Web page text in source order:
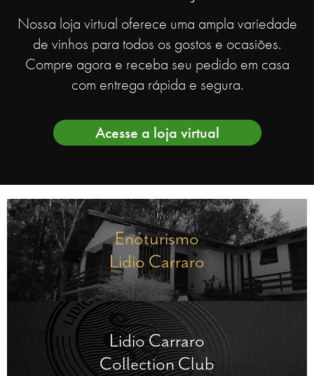
Nossa loja virtual oferece uma ampla variedade
de vinhos para todos os gostos e ocasiões.
Compre agora e receba seu pedido em casa
com entrega rápida e segura.
Acesse a loja virtual
Enoturismo
Lidio Carraro
Lidio Carraro
Collection Club